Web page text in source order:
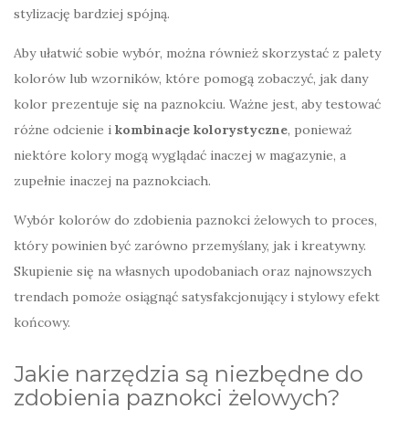
stylizację bardziej spójną.
Aby ułatwić sobie wybór, można również skorzystać z palety
kolorów lub wzorników, które pomogą zobaczyć, jak dany
kolor prezentuje się na paznokciu. Ważne jest, aby testować
różne odcienie i kombinacje kolorystyczne, ponieważ
niektóre kolory mogą wyglądać inaczej w magazynie, a
zupełnie inaczej na paznokciach.
Wybór kolorów do zdobienia paznokci żelowych to proces,
który powinien być zarówno przemyślany, jak i kreatywny.
Skupienie się na własnych upodobaniach oraz najnowszych
trendach pomoże osiągnąć satysfakcjonujący i stylowy efekt
końcowy.
Jakie narzędzia są niezbędne do
zdobienia paznokci żelowych?